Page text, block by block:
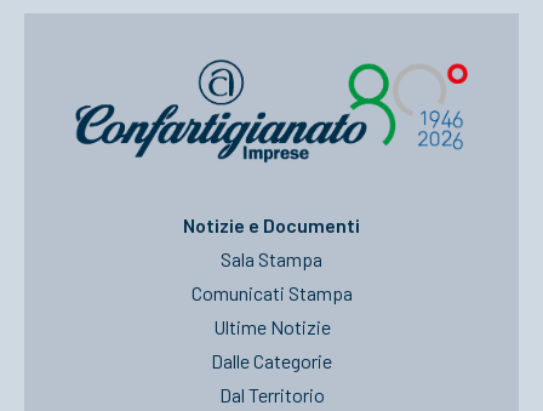
Notizie e Documenti
Sala Stampa
Comunicati Stampa
Ultime Notizie
Dalle Categorie
Dal Territorio